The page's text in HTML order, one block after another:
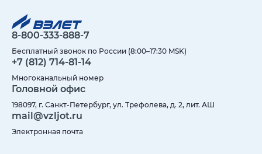
8-800-333-888-7
Бесплатный звонок по России (8:00–17:30 MSK)
+7 (812) 714-81-14
Многоканальный номер
Головной офис
198097, г. Санкт-Петербург, ул. Трефолева, д. 2, лит. АШ
mail@vzljot.ru
Электронная почта